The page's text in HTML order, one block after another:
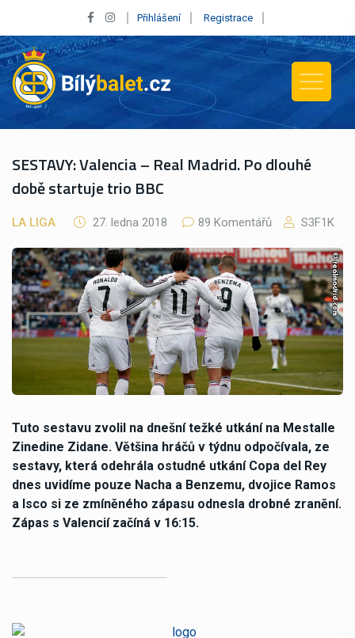
Přihlášení Registrace
SESTAVY: Valencia – Real Madrid. Po dlouhé
době startuje trio BBC
LA LIGA 27. ledna 2018 89 Komentářů S3F1K
Tuto sestavu zvolil na dnešní težké utkání na Mestalle
Zinedine Zidane. Většina hráčů v týdnu odpočívala, ze
sestavy, která odehrála ostudné utkání Copa del Rey
dnes uvidíme pouze Nacha a Benzemu, dvojice Ramos
a Isco si ze zmíněného zápasu odnesla drobné zranění.
Zápas s Valencií začíná v 16:15.